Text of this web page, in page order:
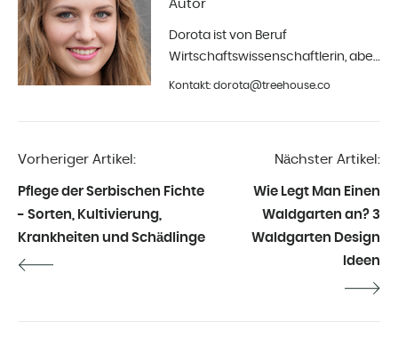
Autor
Dorota ist von Beruf
Wirtschaftswissenschaftlerin, aber
ihr größtes Hobby ist die Fotografie
2019 in Treehouse.
Kontakt: dorota@treehouse.co
Vorheriger Artikel:
Pflege der Serbischen Fichte
- Sorten, Kultivierung,
Krankheiten und Schädlinge
Nächster Artikel:
Wie Legt Man Einen
Waldgarten an? 3
Waldgarten Design
Ideen